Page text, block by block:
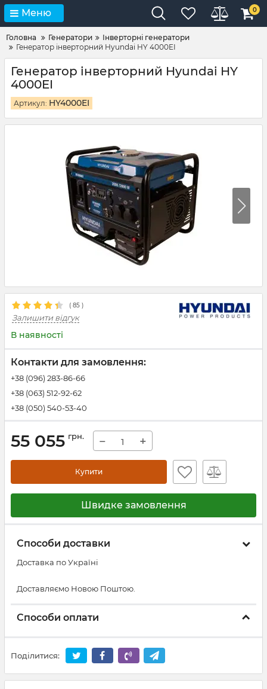
Меню 0
Головна Генератори
Інверторні генератори
Генератор інверторний Hyundai HY 4000EI
Генератор інверторний Hyundai HY
4000EI
Артикул: HY4000EI
( 85 )
Залишити відгук
В наявності
Контакти для замовлення:
+38 (096) 283-86-66
+38 (063) 512-92-62
+38 (050) 540-53-40
55 055 грн. − +
Купити
Швидке замовлення
Способи доставки
Доставка по Україні
Доставляємо Новою Поштою.
Способи оплати
Поділитися: